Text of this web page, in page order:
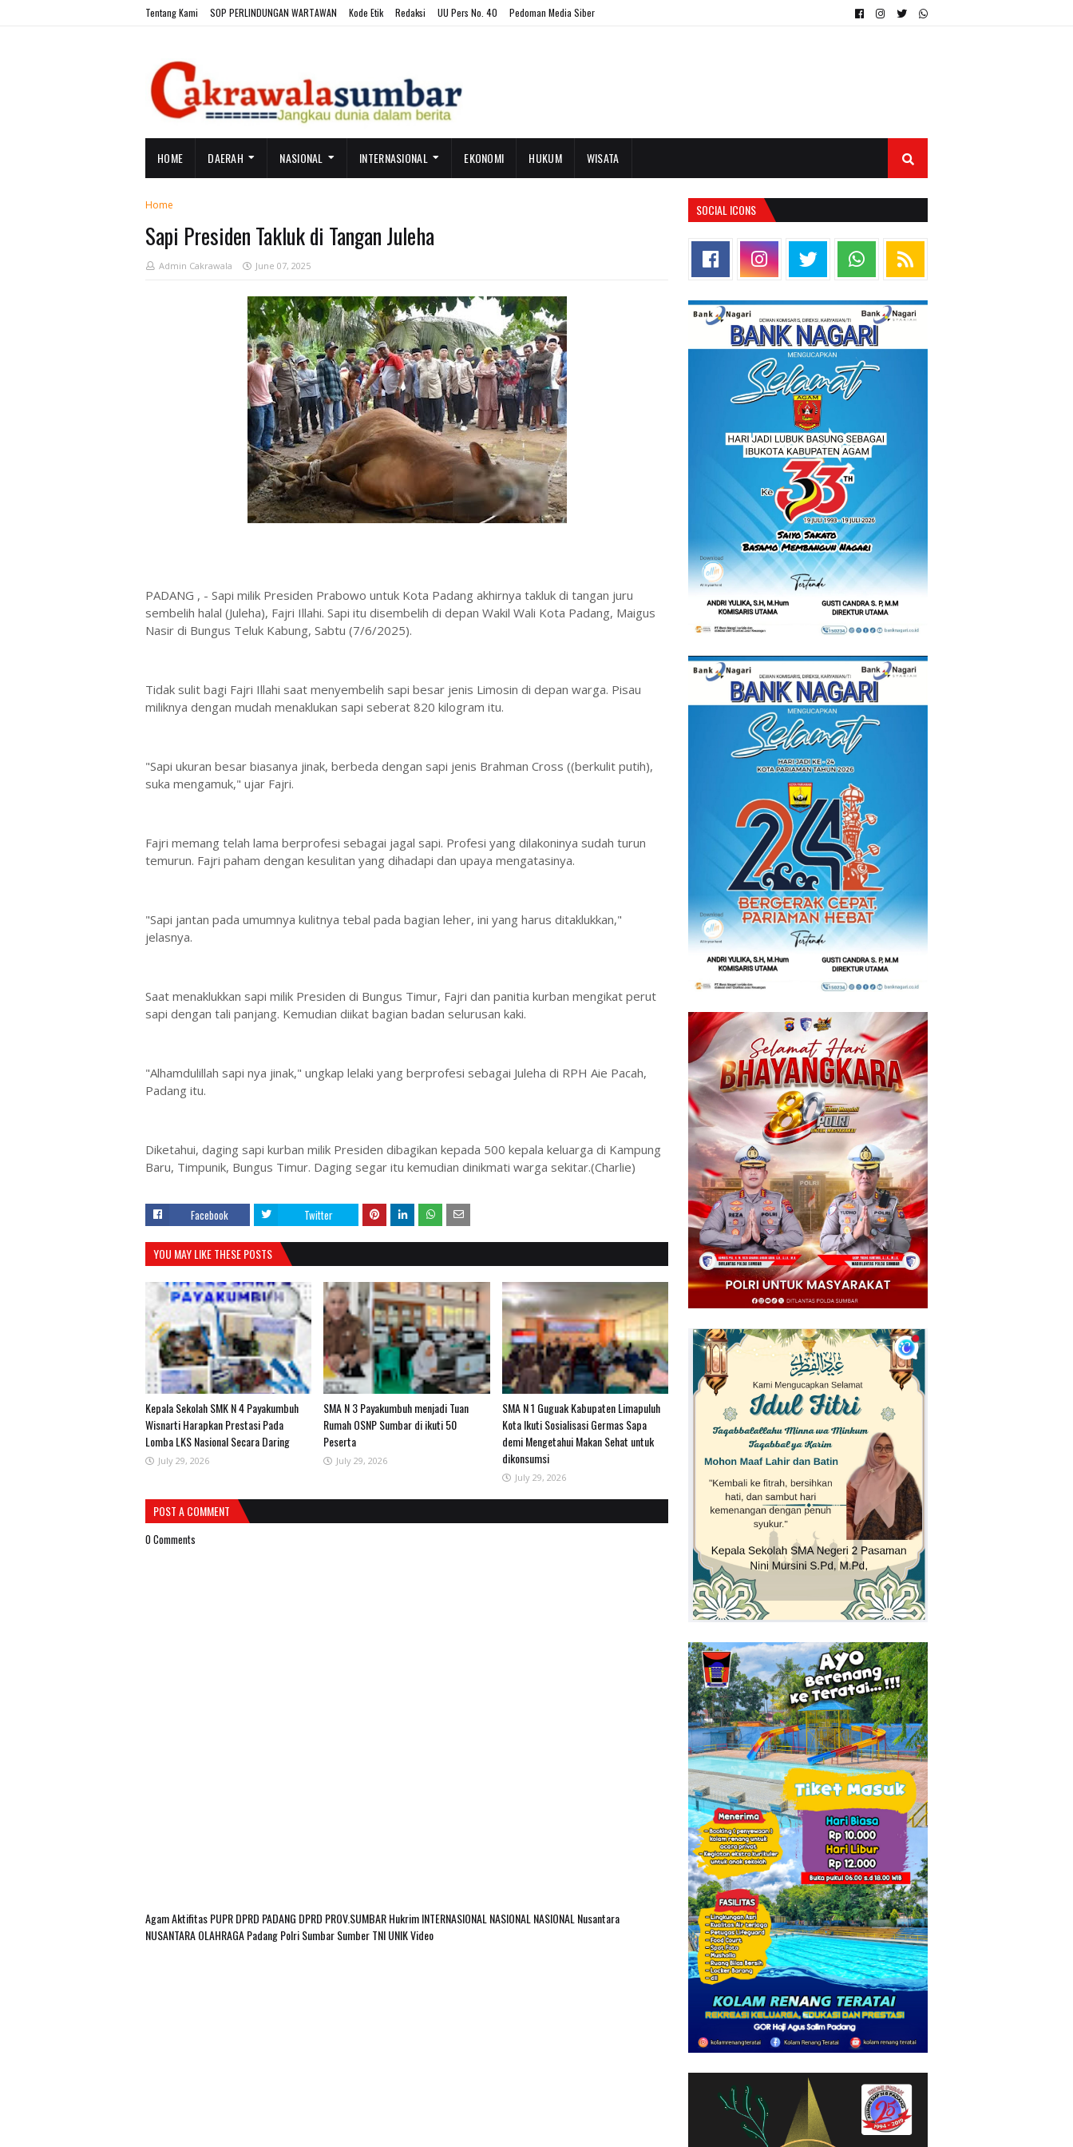
Tentang Kami SOP PERLINDUNGAN WARTAWAN Kode Etik Redaksi UU Pers No. 40 Pedoman Media Siber
HOME DAERAH NASIONAL INTERNASIONAL EKONOMI HUKUM WISATA
Home
Sapi Presiden Takluk di Tangan Juleha
Admin Cakrawala June 07, 2025
PADANG , - Sapi milik Presiden Prabowo untuk Kota Padang akhirnya takluk di tangan juru
sembelih halal (Juleha), Fajri Illahi. Sapi itu disembelih di depan Wakil Wali Kota Padang, Maigus
Nasir di Bungus Teluk Kabung, Sabtu (7/6/2025).
Tidak sulit bagi Fajri Illahi saat menyembelih sapi besar jenis Limosin di depan warga. Pisau
miliknya dengan mudah menaklukan sapi seberat 820 kilogram itu.
"Sapi ukuran besar biasanya jinak, berbeda dengan sapi jenis Brahman Cross ((berkulit putih),
suka mengamuk," ujar Fajri.
Fajri memang telah lama berprofesi sebagai jagal sapi. Profesi yang dilakoninya sudah turun
temurun. Fajri paham dengan kesulitan yang dihadapi dan upaya mengatasinya.
"Sapi jantan pada umumnya kulitnya tebal pada bagian leher, ini yang harus ditaklukkan,"
jelasnya.
Saat menaklukkan sapi milik Presiden di Bungus Timur, Fajri dan panitia kurban mengikat perut
sapi dengan tali panjang. Kemudian diikat bagian badan selurusan kaki.
"Alhamdulillah sapi nya jinak," ungkap lelaki yang berprofesi sebagai Juleha di RPH Aie Pacah,
Padang itu.
Diketahui, daging sapi kurban milik Presiden dibagikan kepada 500 kepala keluarga di Kampung
Baru, Timpunik, Bungus Timur. Daging segar itu kemudian dinikmati warga sekitar.(Charlie)
Facebook Twitter
YOU MAY LIKE THESE POSTS
Kepala Sekolah SMK N 4 Payakumbuh
Wisnarti Harapkan Prestasi Pada
Lomba LKS Nasional Secara Daring
July 29, 2026
SMA N 3 Payakumbuh menjadi Tuan
Rumah OSNP Sumbar di ikuti 50
Peserta
July 29, 2026
SMA N 1 Guguak Kabupaten Limapuluh
Kota Ikuti Sosialisasi Germas Sapa
demi Mengetahui Makan Sehat untuk
dikonsumsi
July 29, 2026
POST A COMMENT
0 Comments
AgamAktifitas PUPRDPRD PADANG DPRD PROV.SUMBARHukrimINTERNASIONAL NASIONAL NASIONAL Nusantara
NUSANTARAOLAHRAGAPadangPolriSumbarSumberTNIUNIKVideo
SOCIAL ICONS